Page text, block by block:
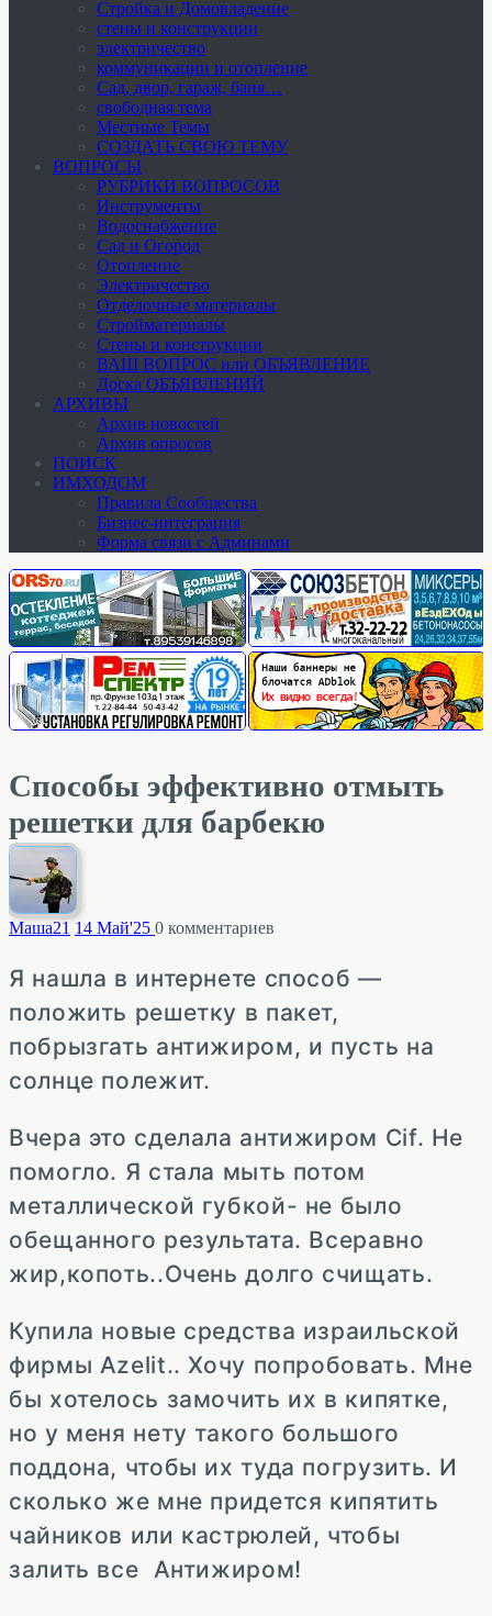
Стройка и Домовладение
стены и конструкции
электричество
коммуникации и отопление
Cад, двор, гараж, баня…
свободная тема
Местные Темы
СОЗДАТЬ СВОЮ ТЕМУ
ВОПРОСЫ
РУБРИКИ ВОПРОСОВ
Инструменты
Водоснабжение
Сад и Огород
Отопление
Электричество
Отделочные материалы
Стройматериалы
Стены и конструкции
ВАШ ВОПРОС или ОБЪЯВЛЕНИЕ
Доска ОБЪЯВЛЕНИЙ
АРХИВЫ
Архив новостей
Архив опросов
ПОИСК
ИМХОДОМ
Правила Сообщества
Бизнес-интеграция
Форма связи с Админами
Способы эффективно отмыть
решетки для барбекю
Маша21 14 Май'25 0 комментариев
Я нашла в интернете способ —
положить решетку в пакет,
побрызгать антижиром, и пусть на
солнце полежит.
Вчера это сделала антижиром Cif. Не
помогло. Я стала мыть потом
металлической губкой- не было
обещанного результата. Всеравно
жир,копоть..Очень долго счищать.
Купила новые средства израильской
фирмы Azelit.. Хочу попробовать. Мне
бы хотелось замочить их в кипятке,
но у меня нету такого большого
поддона, чтобы их туда погрузить. И
сколько же мне придется кипятить
чайников или кастрюлей, чтобы
залить все Антижиром!